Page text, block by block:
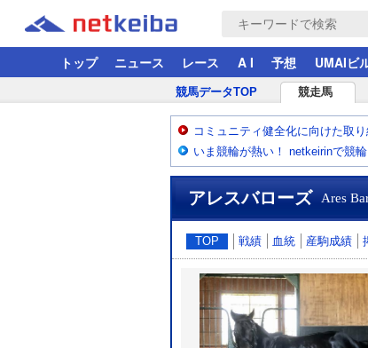
トップ ニュース レース A I 予想 UMAIビ
競馬データTOP 競走馬
コミュニティ健全化に向けた取
いま競輪が熱い！ netkeirinで競
アレスバローズ Ares
TOP 戦績 血統 産駒成績